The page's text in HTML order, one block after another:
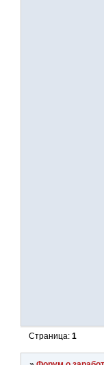
Страница:1